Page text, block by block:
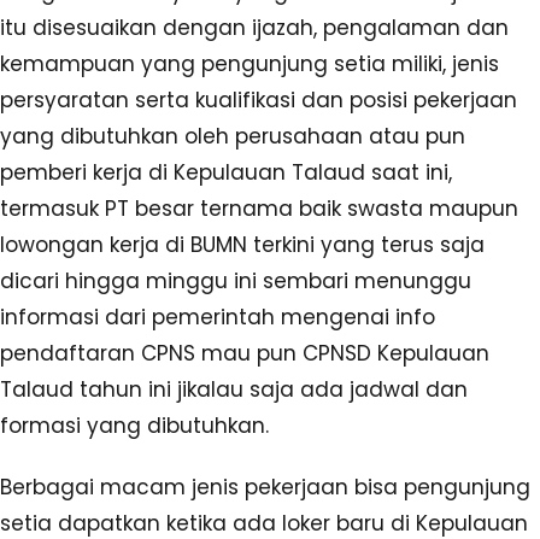
itu disesuaikan dengan ijazah, pengalaman dan
kemampuan yang pengunjung setia miliki, jenis
persyaratan serta kualifikasi dan posisi pekerjaan
yang dibutuhkan oleh perusahaan atau pun
pemberi kerja di Kepulauan Talaud saat ini,
termasuk PT besar ternama baik swasta maupun
lowongan kerja di BUMN terkini yang terus saja
dicari hingga minggu ini sembari menunggu
informasi dari pemerintah mengenai info
pendaftaran CPNS mau pun CPNSD Kepulauan
Talaud tahun ini jikalau saja ada jadwal dan
formasi yang dibutuhkan.
Berbagai macam jenis pekerjaan bisa pengunjung
setia dapatkan ketika ada loker baru di Kepulauan